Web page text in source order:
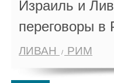
Израиль и
переговоры
ЛИВАН РИМ